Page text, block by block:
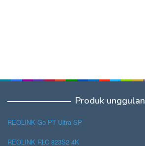
Produk unggulan
REOLINK Go PT Ultra SP
REOLINK RLC 823S2 4K